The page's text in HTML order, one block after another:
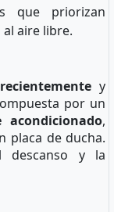
que priorizan
aire libre.
y
por un
acondicionado,
placa de ducha.
descanso y la